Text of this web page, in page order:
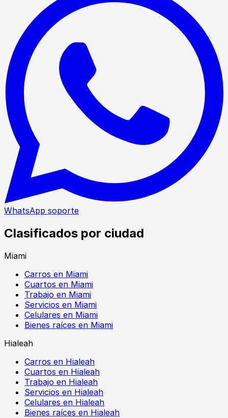
WhatsApp soporte
Clasificados por ciudad
Miami
Carros en Miami
Cuartos en Miami
Trabajo en Miami
Servicios en Miami
Celulares en Miami
Bienes raíces en Miami
Hialeah
Carros en Hialeah
Cuartos en Hialeah
Trabajo en Hialeah
Servicios en Hialeah
Celulares en Hialeah
Bienes raíces en Hialeah